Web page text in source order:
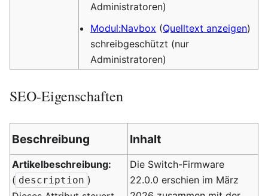
Administratoren)
Modul:Navbox (Quelltext anzeigen)
schreibgeschützt (nur
Administratoren)
SEO-Eigenschaften
Beschreibung Inhalt
Artikelbeschreibung:
( description )
Die Switch-Firmware
22.0.0 erschien im März